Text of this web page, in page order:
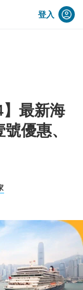
登入
】最新海
優惠、